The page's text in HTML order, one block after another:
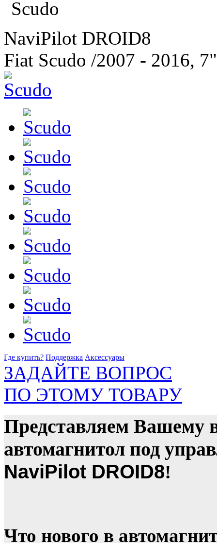
Scudo
NaviPilot DROID8
Fiat Scudo /2007 - 2016, 7"
Где купить? Поддержка Аксессуары
ЗАДАЙТЕ ВОПРОС
ПО ЭТОМУ ТОВАРУ
Представляем Вашему
автомагнитол под
NaviPilot DROID8!
Что нового в